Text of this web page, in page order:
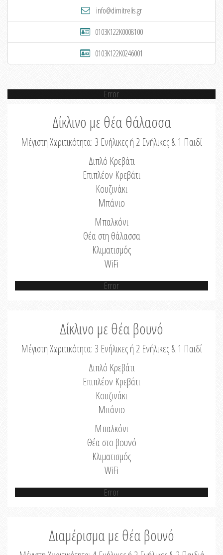
info@dimitrelis.gr
0103K122K0008100
0103K122K0246001
Error
Δίκλινο με θέα θάλασσα
Μέγιστη Χωριτικότητα: 3 Ενήλικες ή 2 Ενήλικες & 1 Παιδί
Διπλό Κρεβάτι
Επιπλέον Κρεβάτι
Κουζινάκι
Μπάνιο
Μπαλκόνι
Θέα στη θάλασσα
Κλιματισμός
WiFi
Error
Δίκλινο με θέα βουνό
Μέγιστη Χωριτικότητα: 3 Ενήλικες ή 2 Ενήλικες & 1 Παιδί
Διπλό Κρεβάτι
Επιπλέον Κρεβάτι
Κουζινάκι
Μπάνιο
Μπαλκόνι
Θέα στο βουνό
Κλιματισμός
WiFi
Error
Διαμέρισμα με θέα βουνό